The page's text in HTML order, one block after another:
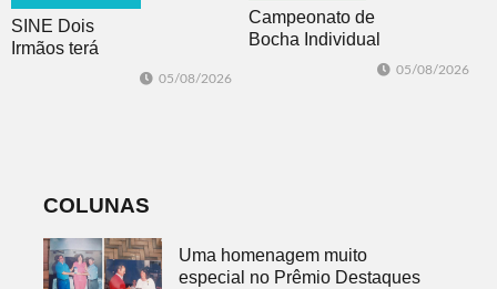
SINE Dois
Irmãos terá
05/08/2026
Campeonato de
Bocha Individual
05/08/2026
COLUNAS
Uma homenagem muito
especial no Prêmio Destaques